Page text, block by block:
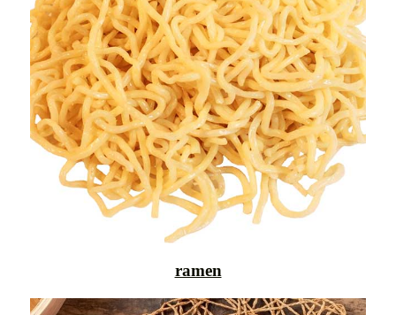
ramen